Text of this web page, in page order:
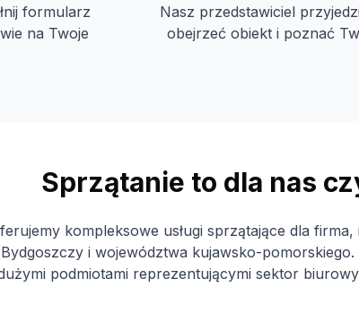
formularz
na Twoje
Nasz przedstawiciel
obejrzeć obiekt i poznać
Sprzątanie to dla nas
kompleksowe usługi sprzątające dla
Bydgoszczy i województwa kujawsko-pomorskiego.
podmiotami reprezentującymi sektor